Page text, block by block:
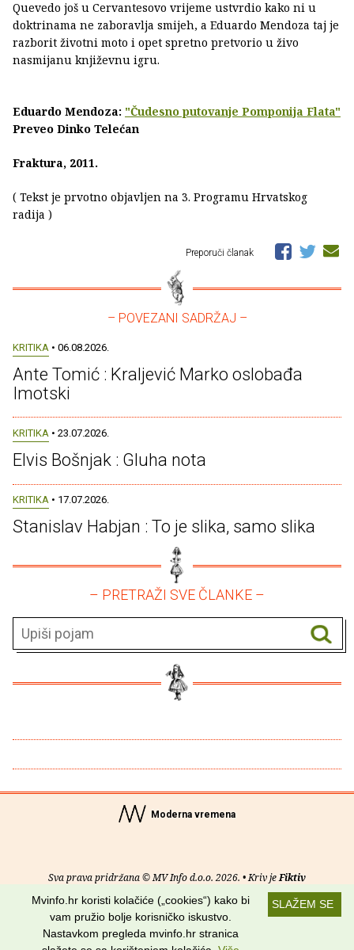
Quevedo još u Cervantesovo vrijeme ustvrdio kako ni u
doktrinama ne zaboravlja smijeh, a Eduardo Mendoza taj je
razborit životni moto i opet spretno pretvorio u živo
nasmijanu književnu igru.
Eduardo Mendoza: "Čudesno putovanje Pomponija Flata"
Preveo Dinko Telećan
Fraktura, 2011.
( Tekst je prvotno objavljen na 3. Programu Hrvatskog
radija )
Preporuči članak
– POVEZANI SADRŽAJ –
KRITIKA • 06.08.2026.
Ante Tomić : Kraljević Marko oslobađa
Imotski
KRITIKA • 23.07.2026.
Elvis Bošnjak : Gluha nota
KRITIKA • 17.07.2026.
Stanislav Habjan : To je slika, samo slika
– PRETRAŽI SVE ČLANKE –
Moderna vremena
Sva prava pridržana © MV Info d.o.o. 2026. • Kriv jeFiktiv
O nama• Pomoć• Uvjeti korištenja•RSS kanali
Potraži nas na:
SLAŽEM SE
Mvinfo.hr koristi kolačiće („cookies“) kako bi
vam pružio bolje korisničko iskustvo.
Nastavkom pregleda mvinfo.hr stranica